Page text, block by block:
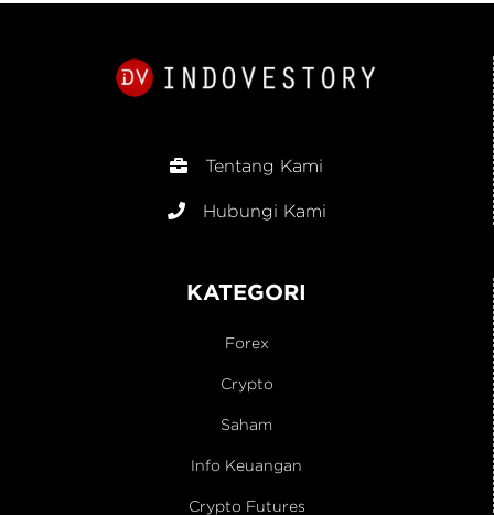
Tentang Kami
Hubungi Kami
KATEGORI
Forex
Crypto
Saham
Info Keuangan
Crypto Futures